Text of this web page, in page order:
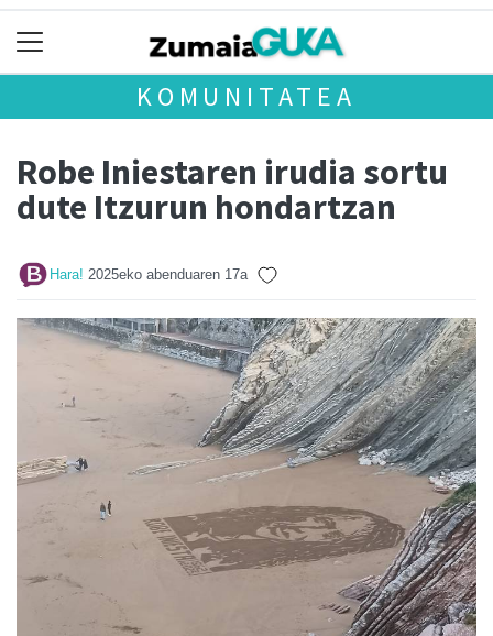
KOMUNITATEA
Robe Iniestaren irudia sortu
dute Itzurun hondartzan
Hara! 2025eko abenduaren 17a